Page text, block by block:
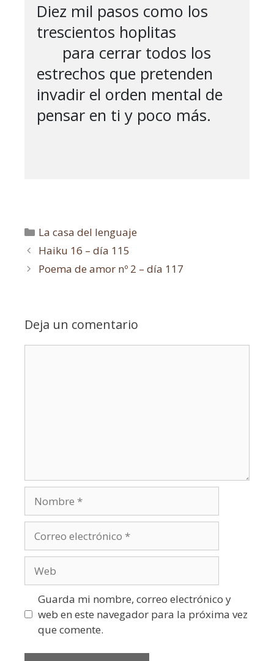
Diez mil pasos como los
trescientos hoplitas
para cerrar todos los
estrechos que pretenden
invadir el orden mental de
pensar en ti y poco más.
La casa del lenguaje
Haiku 16 – día 115
Poema de amor nº 2 – día 117
Deja un comentario
Guarda mi nombre, correo electrónico y
web en este navegador para la próxima vez
que comente.